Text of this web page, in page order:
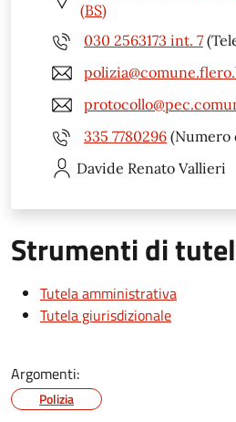
(BS)
030 2563173 int. 7
335 7780296
Davide Renato Vallieri
Strumenti di
Tutela amministrativa
Tutela giurisdizionale
Argomenti:
Polizia